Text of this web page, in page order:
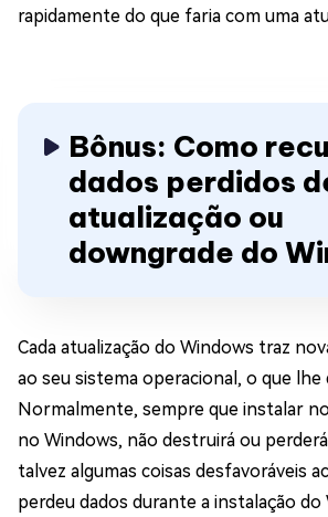
rapidamente do que faria com uma
Bônus: Como
dados perdidos
atualização ou
downgrade do
Cada atualização do Windows traz
ao seu sistema operacional, o que lhe
Normalmente, sempre que instalar
no Windows, não destruirá ou
talvez algumas coisas desfavoráveis
perdeu dados durante a instalação do